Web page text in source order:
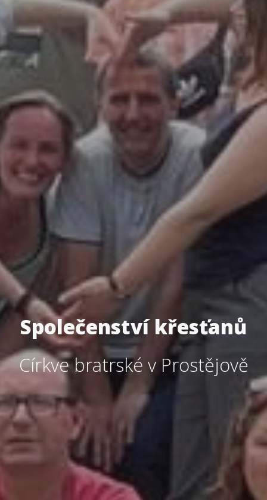
Společenství křesťanů
Církve bratrské v Prostějově